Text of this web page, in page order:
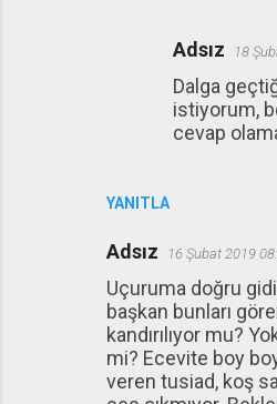
YANITLA
Adsız 18
Dalga
istiyorum,
cevap
Adsız 16 Şubat 2019
Uçuruma doğru
başkan bunları
kandırılıyor mu?
mi? Ecevite boy
veren tusiad, koş